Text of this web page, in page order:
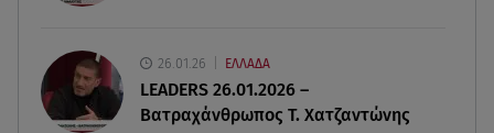
Τροχαίο Σέρρες: «Δεν πρόλαβα να κάνω κάτι κι
έπεσε πάνω μου»
26.01.26 ΕΛΛΑΔΑ
LEADERS 26.01.2026 –
Βατραχάνθρωπος Τ. Χατζαντώνης